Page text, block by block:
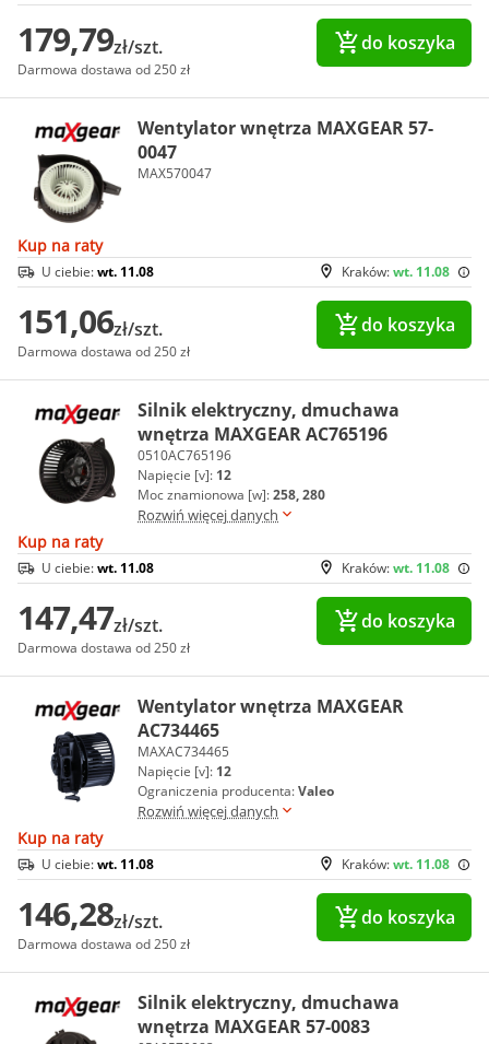
179,79zł/szt.
Darmowa dostawa od 250 zł
do koszyka
Wentylator wnętrza MAXGEAR 57-
0047
MAX570047
Kup na raty
Kraków:wt. 11.08
U ciebie:wt. 11.08
151,06zł/szt.
Darmowa dostawa od 250 zł
do koszyka
Silnik elektryczny, dmuchawa
wnętrza MAXGEAR AC765196
0510AC765196
Napięcie [v]: 12
Moc znamionowa [w]:258, 280
Rozwiń więcej danych
Kup na raty
Kraków:wt. 11.08
U ciebie:wt. 11.08
147,47zł/szt.
Darmowa dostawa od 250 zł
do koszyka
Wentylator wnętrza MAXGEAR
AC734465
MAXAC734465
Napięcie [v]: 12
Ograniczenia producenta:Valeo
Rozwiń więcej danych
Kup na raty
Kraków:wt. 11.08
U ciebie:wt. 11.08
146,28zł/szt.
Darmowa dostawa od 250 zł
do koszyka
Silnik elektryczny, dmuchawa
wnętrza MAXGEAR 57-0083